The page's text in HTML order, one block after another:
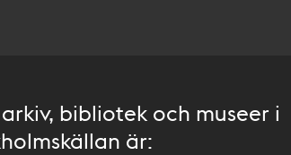
bibliotek och museer i
är: